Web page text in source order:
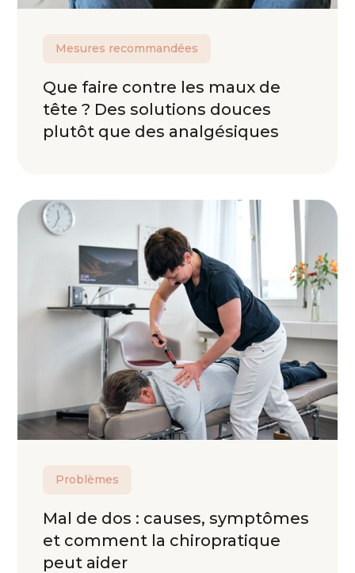
Mesures recommandées
Que faire contre les maux de
tête ? Des solutions douces
plutôt que des analgésiques
Problèmes
Mal de dos : causes, symptômes
et comment la chiropratique
peut aider